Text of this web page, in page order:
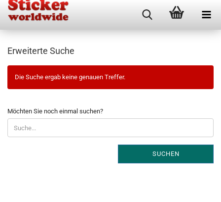
Erweiterte Suche
Die Suche ergab keine genauen Treffer.
MÖCHTEN
SIE
NOCH
EINMAL
Möchten Sie noch einmal suchen?
SUCHEN